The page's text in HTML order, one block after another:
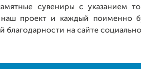
сувениры с указанием
проект и каждый поименно
благодарности на сайте